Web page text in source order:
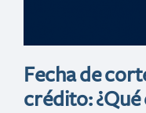
Fecha de
crédito: ¿Qué